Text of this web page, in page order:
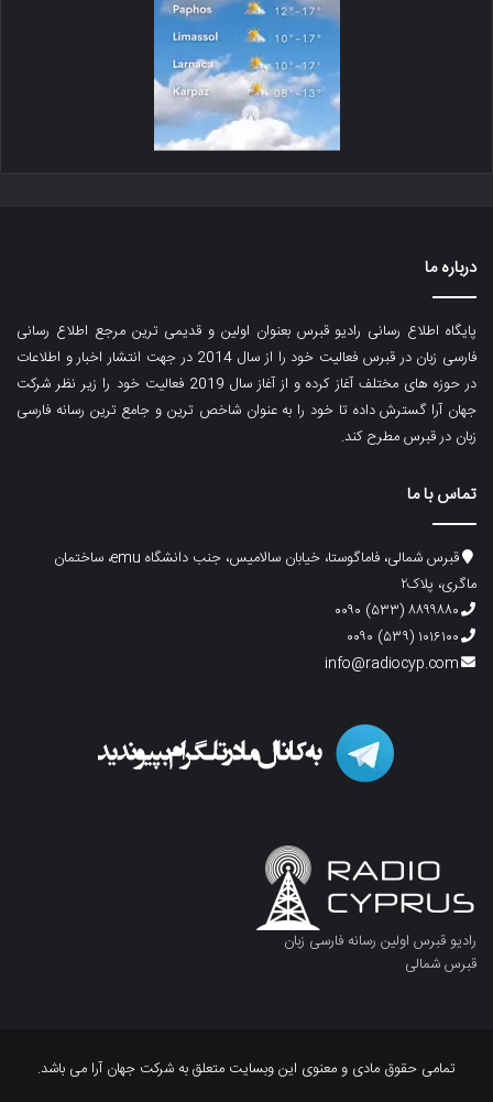
درباره ما
پایگاه اطلاع رسانی رادیو قبرس بعنوان اولین و قدیمی ترین مرجع اطلاع رسانی
فارسی زبان در قبرس فعالیت خود را از سال 2014 در جهت انتشار اخبار و اطلاعات
در حوزه های مختلف آغاز کرده و از آغاز سال 2019 فعالیت خود را زیر نظر شرکت
جهان آرا گسترش داده تا خود را به عنوان شاخص ترین و جامع ترین رسانه فارسی
زبان در قبرس مطرح کند.
تماس با ما
قبرس شمالی، فاماگوستا، خیابان سالامیس، جنب دانشگاه emu، ساختمان
ماگری، پلاک۲
۸۸۹۹۸۸۰ (۵۳۳) ۰۰۹۰
۱۰۱۶۱۰۰ (۵۳۹) ۰۰۹۰
info@radiocyp.com
رادیو قبرس اولین رسانه فارسی زبان
قبرس شمالی
تمامی حقوق مادی و معنوی این وبسایت متعلق به شرکت جهان آرا می باشد.